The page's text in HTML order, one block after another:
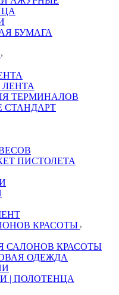
БУМАГА
ЛЕНТА
ТЕРМИНАЛОВ
СТАНДАРТ
ВЕСОВ
ПИСТОЛЕТА
КРАСОТЫ
САЛОНОВ КРАСОТЫ
ОДЕЖДА
| ПОЛОТЕНЦА